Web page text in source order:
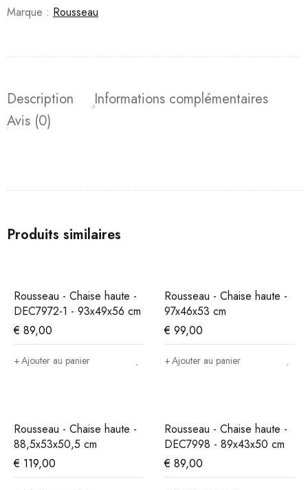
Marque : Rousseau
Description
Informations complémentaires
Avis (0)
Produits similaires
Rousseau - Chaise haute -
DEC7972-1 - 93x49x56 cm
€ 89,00
Ajouter au panier
Rousseau - Chaise haute -
97x46x53 cm
€ 99,00
Ajouter au panier
Rousseau - Chaise haute -
88,5x53x50,5 cm
€ 119,00
Rousseau - Chaise haute -
DEC7998 - 89x43x50 cm
€ 89,00